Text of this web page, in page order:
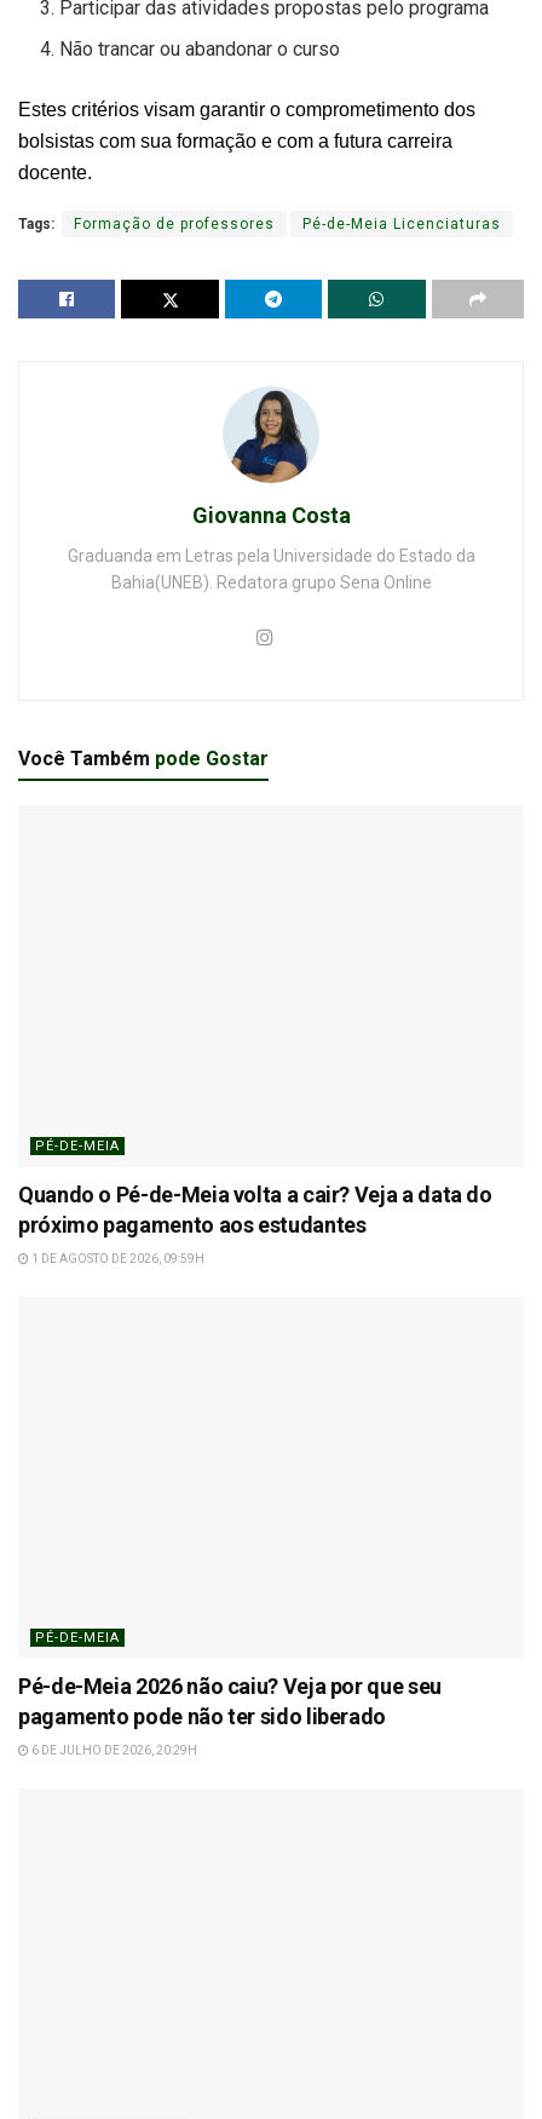
Participar das atividades propostas pelo programa
Não trancar ou abandonar o curso
Estes critérios visam garantir o comprometimento dos
bolsistas com sua formação e com a futura carreira
docente.
Tags: Formação de professores Pé-de-Meia Licenciaturas
Giovanna Costa
Graduanda em Letras pela Universidade do Estado da
Bahia(UNEB). Redatora grupo Sena Online
Você Também pode Gostar
PÉ-DE-MEIA
Quando o Pé-de-Meia volta a cair? Veja a data do
próximo pagamento aos estudantes
1 DE AGOSTO DE 2026, 09:59H
PÉ-DE-MEIA
Pé-de-Meia 2026 não caiu? Veja por que seu
pagamento pode não ter sido liberado
6 DE JULHO DE 2026, 20:29H